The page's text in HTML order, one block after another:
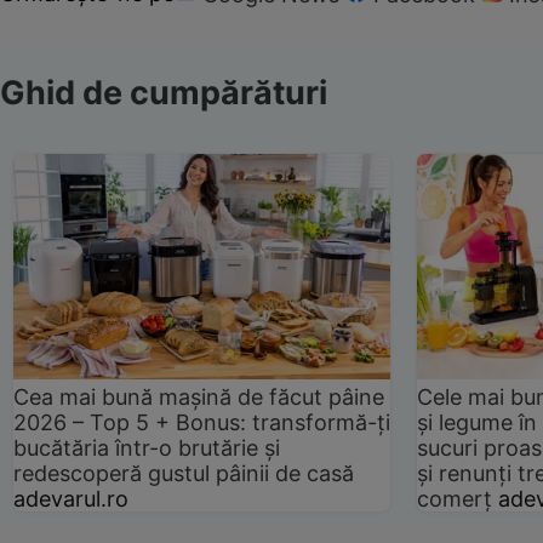
Ghid de cumpărături
Cea mai bună mașină de făcut pâine
2026 – Top 5 + Bonus: transformă-ți
bucătăria într-o brutărie și
redescoperă gustul pâinii de casă
adevarul.ro
Cele mai
și legume
sucuri
și renunți
comerț